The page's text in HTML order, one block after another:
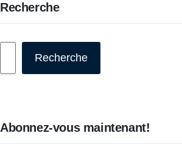
Recherche
Recherche
Abonnez-vous maintenant!